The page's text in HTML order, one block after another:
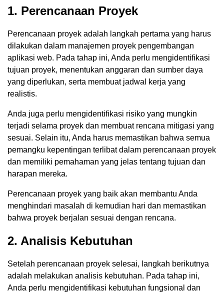
1. Perencanaan Proyek
Perencanaan proyek adalah langkah pertama yang harus
dilakukan dalam manajemen proyek pengembangan
aplikasi web. Pada tahap ini, Anda perlu mengidentifikasi
tujuan proyek, menentukan anggaran dan sumber daya
yang diperlukan, serta membuat jadwal kerja yang
realistis.
Anda juga perlu mengidentifikasi risiko yang mungkin
terjadi selama proyek dan membuat rencana mitigasi yang
sesuai. Selain itu, Anda harus memastikan bahwa semua
pemangku kepentingan terlibat dalam perencanaan proyek
dan memiliki pemahaman yang jelas tentang tujuan dan
harapan mereka.
Perencanaan proyek yang baik akan membantu Anda
menghindari masalah di kemudian hari dan memastikan
bahwa proyek berjalan sesuai dengan rencana.
2. Analisis Kebutuhan
Setelah perencanaan proyek selesai, langkah berikutnya
adalah melakukan analisis kebutuhan. Pada tahap ini,
Anda perlu mengidentifikasi kebutuhan fungsional dan